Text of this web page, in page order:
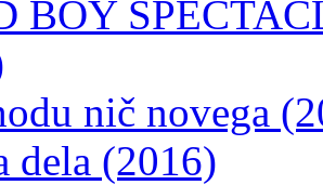
BOY
nič novega
dela (2016)